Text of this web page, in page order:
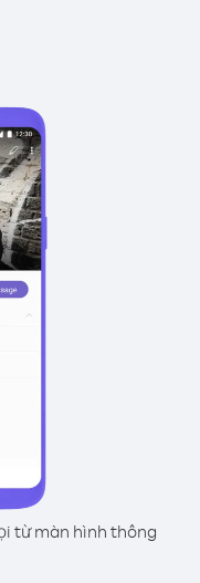
từ màn hình thông